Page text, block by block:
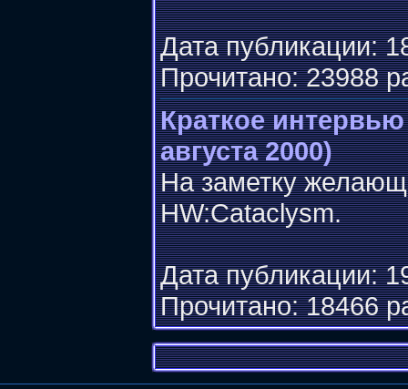
Дата публикации:
Прочитано: 23988
Краткое
августа 2000)
На заметку
HW:Cataclysm.
Дата публикации:
Прочитано: 18466